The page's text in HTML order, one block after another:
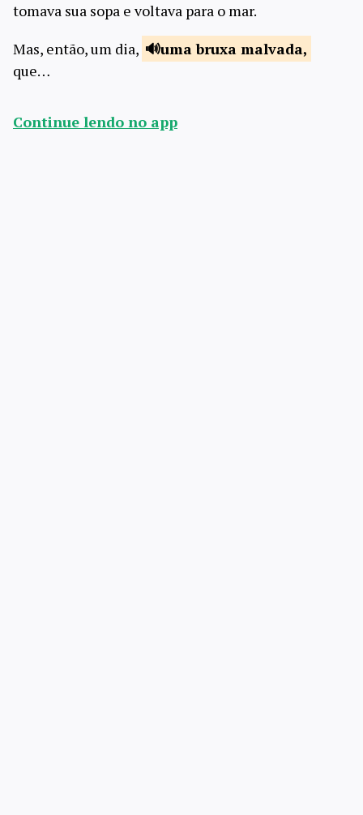
tomava sua sopa e voltava para o mar.
Mas, então, um dia,
uma bruxa malvada,
que…
Continue lendo no app